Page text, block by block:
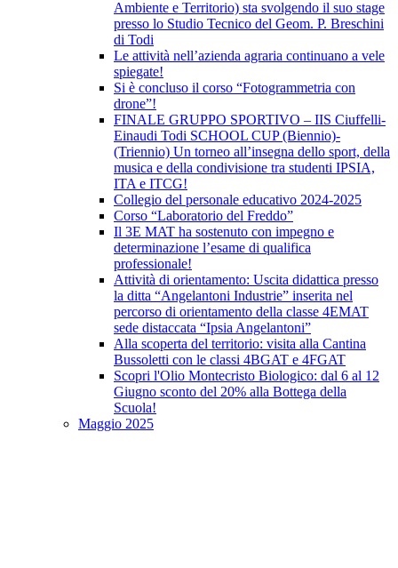
Ambiente e Territorio) sta svolgendo il suo stage
presso lo Studio Tecnico del Geom. P. Breschini
di Todi
Le attività nell’azienda agraria continuano a vele
spiegate!
Si è concluso il corso “Fotogrammetria con
drone”!
FINALE GRUPPO SPORTIVO – IIS Ciuffelli-
Einaudi Todi SCHOOL CUP (Biennio)-
(Triennio) Un torneo all’insegna dello sport, della
musica e della condivisione tra studenti IPSIA,
ITA e ITCG!
Collegio del personale educativo 2024-2025
Corso “Laboratorio del Freddo”
Il 3E MAT ha sostenuto con impegno e
determinazione l’esame di qualifica
professionale!
Attività di orientamento: Uscita didattica presso
la ditta “Angelantoni Industrie” inserita nel
percorso di orientamento della classe 4EMAT
sede distaccata “Ipsia Angelantoni”
Alla scoperta del territorio: visita alla Cantina
Bussoletti con le classi 4BGAT e 4FGAT
Scopri l'Olio Montecristo Biologico: dal 6 al 12
Giugno sconto del 20% alla Bottega della
Scuola!
Maggio 2025